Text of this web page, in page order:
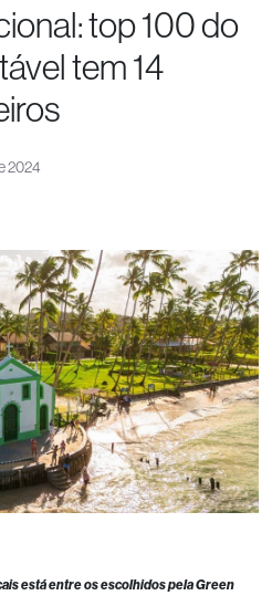
top 100 do
tem 14
2024
está entre os escolhidos pela Green